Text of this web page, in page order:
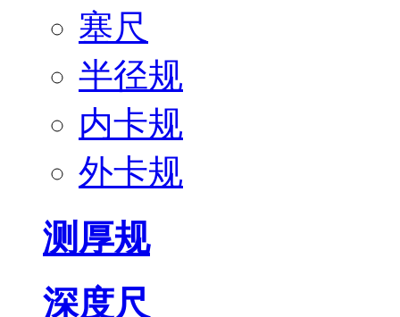
塞尺
半径规
内卡规
外卡规
测厚规
深度尺